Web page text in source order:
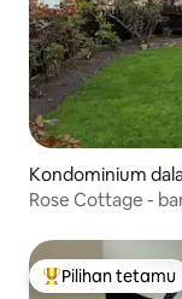
Kondominium
Rose Cottage -
Pilihan utama
Pilihan tetamu